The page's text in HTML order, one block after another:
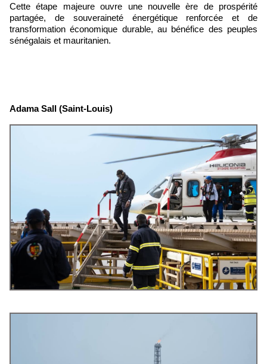
Cette étape majeure ouvre une nouvelle ère de prospérité
partagée, de souveraineté énergétique renforcée et de
transformation économique durable, au bénéfice des peuples
sénégalais et mauritanien.
Adama Sall (Saint-Louis)